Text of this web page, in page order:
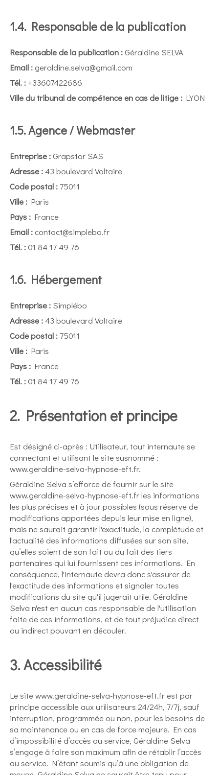
1.4. Responsable de la publication
Responsable de la publication :Géraldine SELVA
Email : geraldine.selva@gmail.com
Tél. : +33607422686
Ville du tribunal de compétence en cas de litige : LYON
1.5. Agence / Webmaster
Entreprise :Grapstor SAS
Adresse : 43 boulevard Voltaire
Code postal : 75011
Ville : Paris
Pays : France
Email : contact@simplebo.fr
Tél. :01 84 17 49 76
1.6. Hébergement
Entreprise : Simplébo
Adresse : 43 boulevard Voltaire
Code postal : 75011
Ville : Paris
Pays : France
Tél. :01 84 17 49 76
2. Présentation et principe
Est désigné ci-après : Utilisateur, tout internaute se
connectant et utilisant le site susnommé :
www.geraldine-selva-hypnose-eft.fr.
Géraldine Selva s’efforce de fournir sur le site
www.geraldine-selva-hypnose-eft.fr les informations
les plus précises et à jour possibles (sous réserve de
modifications apportées depuis leur mise en ligne),
mais ne saurait garantir l'exactitude, la complétude et
l'actualité des informations diffusées sur son site,
qu’elles soient de son fait ou du fait des tiers
partenaires qui lui fournissent ces informations. En
conséquence, l'internaute devra donc s'assurer de
l'exactitude des informations et signaler toutes
modifications du site qu'il jugerait utile. Géraldine
Selva n'est en aucun cas responsable de l'utilisation
faite de ces informations, et de tout préjudice direct
ou indirect pouvant en découler.
3. Accessibilité
Le site www.geraldine-selva-hypnose-eft.fr est par
principe accessible aux utilisateurs 24/24h, 7/7j, sauf
interruption, programmée ou non, pour les besoins de
sa maintenance ou en cas de force majeure. En cas
d’impossibilité d’accès au service, Géraldine Selva
s’engage à faire son maximum afin de rétablir l’accès
au service. N’étant soumis qu’à une obligation de